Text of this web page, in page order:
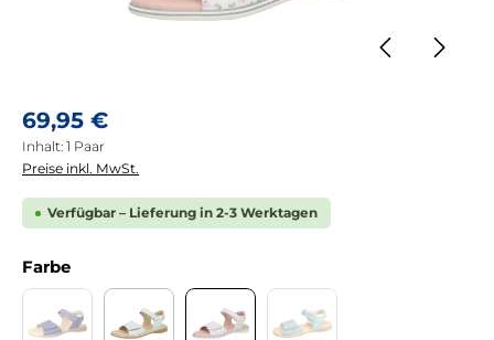
Regulärer Preis:
69,95 €
Inhalt: 1 Paar
Preise inkl. MwSt.
Verfügbar – Lieferung in 2-3 Werktagen
Farbeauswählen